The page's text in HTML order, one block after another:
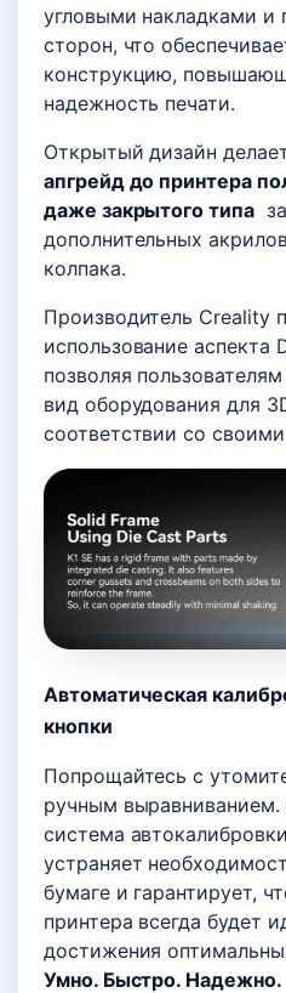
угловыми накладками и
сторон, что
конструкцию,
надежность печати.
Открытый дизайн
апгрейд до принтера
даже закрытого типаза
дополнительных
колпака.
Производитель Creality
использование аспекта
позволяя
вид оборудования для
соответствии со
Автоматическая
кнопки
Попрощайтесь с
ручным выравниванием.
система
устраняет
бумаге и гарантирует,
принтера всегда будет
достижения
Умно. Быстро. Надежно.